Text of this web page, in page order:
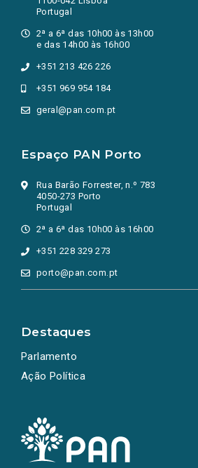
Portugal
2ª a 6ª das 10h00 às 13h00
e das 14h00 às 16h00
+351 213 426 226
+351 969 954 184
geral@pan.com.pt
Espaço PAN Porto
Rua Barão Forrester, n.º 783
4050-273 Porto
Portugal
2ª a 6ª das 10h00 às 16h00
+351 228 329 273
porto@pan.com.pt
Destaques
Parlamento
Ação Política